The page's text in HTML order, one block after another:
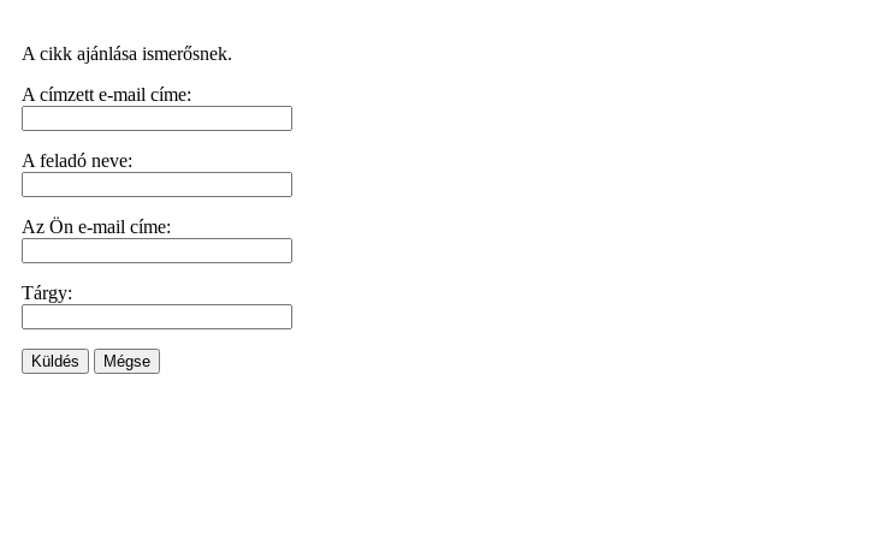
A cikk ajánlása ismerősnek.
A címzett e-mail címe:
A feladó neve:
Az Ön e-mail címe:
Tárgy:
Küldés Mégse